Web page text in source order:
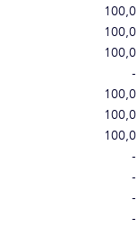
100,0
100,0
100,0
-
100,0
100,0
100,0
-
-
-
-